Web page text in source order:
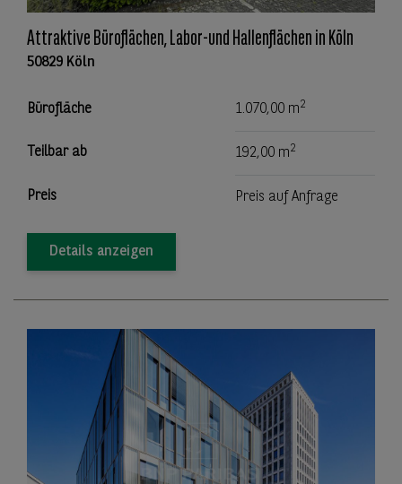
Attraktive Büroflächen, Labor-und Hallenflächen in Köln
50829 Köln
Bürofläche 1.070,00 m2
Teilbar ab 192,00 m2
Preis Preis auf Anfrage
Details anzeigen